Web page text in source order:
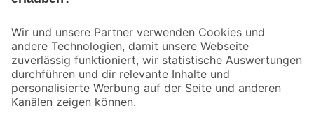
Der toom Newsletter: Keine Angebote und Aktionen mehr verpassen!
Zur Newsletter Anmeldung
Folge uns